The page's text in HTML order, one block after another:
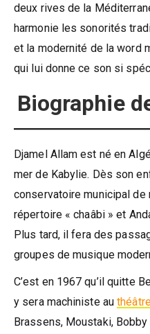
deux rives de la
harmonie les sonorités
et la modernité de la word
qui lui donne ce son si
Biographie
Djamel Allam est né en
mer de Kabylie. Dès son
conservatoire municipal de
répertoire « chaâbi » et
Plus tard, il fera des
groupes de musique
C’est en 1967 qu’il quitte
y sera machiniste au
Brassens, Moustaki,